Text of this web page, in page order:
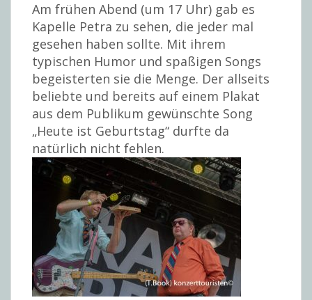
Am frühen Abend (um 17 Uhr) gab es
Kapelle Petra zu sehen, die jeder mal
gesehen haben sollte. Mit ihrem
typischen Humor und spaßigen Songs
begeisterten sie die Menge. Der allseits
beliebte und bereits auf einem Plakat
aus dem Publikum gewünschte Song
„Heute ist Geburtstag“ durfte da
natürlich nicht fehlen.